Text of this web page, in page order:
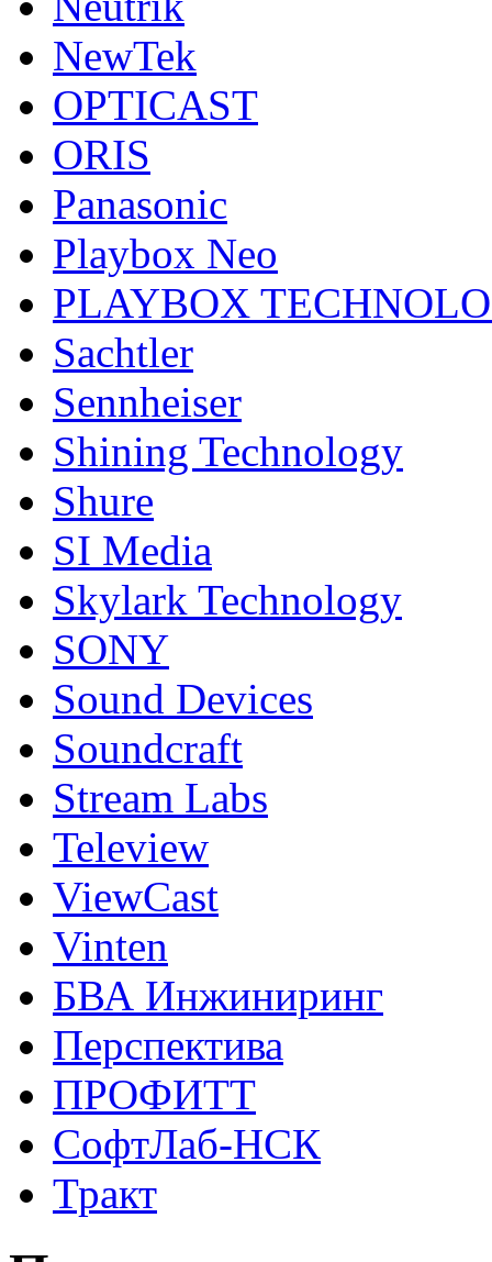
NewTek
OPTICAST
ORIS
Panasonic
Playbox Neo
PLAYBOX
Sachtler
Sennheiser
Shining Technology
Shure
SI Media
Skylark Technology
SONY
Sound Devices
Soundcraft
Stream Labs
Teleview
ViewCast
Vinten
БВА Инжиниринг
Перспектива
ПРОФИТТ
СофтЛаб-НСК
Тракт